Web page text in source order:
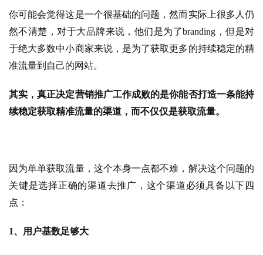
你可能会觉得这是一个很基础的问题，然而实际上很多人仍
然不清楚，对于大品牌来说，他们是为了branding，但是对
于绝大多数中小商家来说，是为了获取更多的持续稳定的精
准流量到自己的网站。
其实，真正决定营销推广工作成败的是你能否打造一条能持
续稳定获取精准流量的渠道，而不仅仅是获取流量。
因为单单获取流量，这个本身一点都不难，解决这个问题的
关键是选择正确的渠道去推广，这个渠道必须具备以下四
点：
1、用户基数足够大